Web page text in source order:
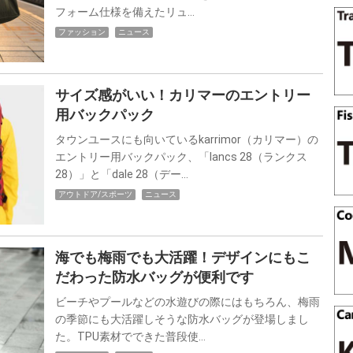
フォーム仕様を備えたリュ…
ファッション ニュース
サイズ感がいい！カリマーのエントリー
用バックパック
タウンユースにも向いているkarrimor（カリマー）の
エントリー用バックパック、「lancs 28（ランクス
28）」と「dale 28（デー…
アウトドア/スポーツ ニュース
海でも梅雨でも大活躍！デザインにもこ
だわった防水バッグが便利です
ビーチやプールなどの水遊びの際にはもちろん、梅雨
の季節にも大活躍しそうな防水バッグが登場しまし
た。TPU素材でできた普段使…